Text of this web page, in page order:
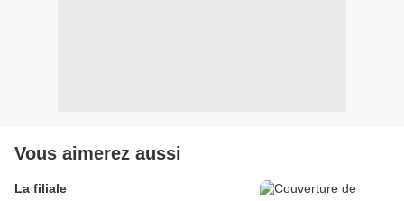
Vous aimerez aussi
La filiale